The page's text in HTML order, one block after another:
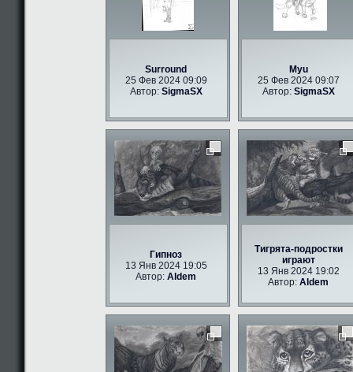
Surround
25 Фев 2024 09:09
Автор: SigmaSX
Myu
25 Фев 2024 09:07
Автор: SigmaSX
Гипноз
13 Янв 2024 19:05
Автор:Aldem
Тигрята-подростки
играют
13 Янв 2024 19:02
Автор:Aldem